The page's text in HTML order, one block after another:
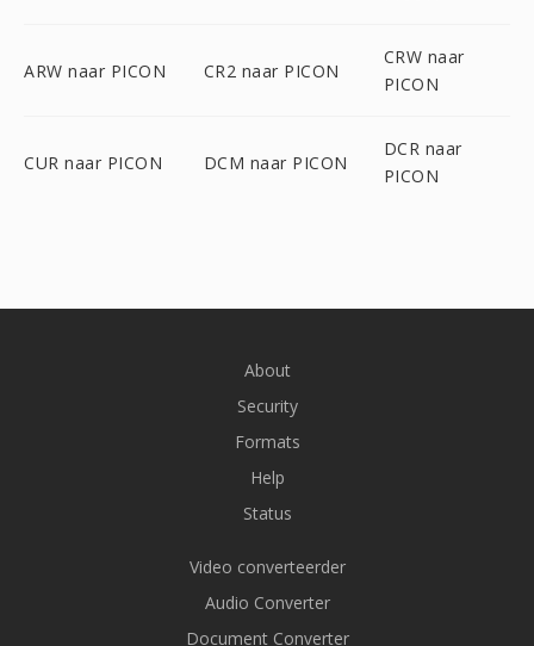
ARW naar PICON CR2 naar PICON
CRW naar
PICON
CUR naar PICON DCM naar PICON
DCR naar
PICON
About
Security
Formats
Help
Status
Video converteerder
Audio Converter
Document Converter